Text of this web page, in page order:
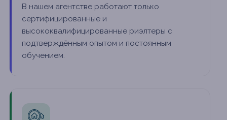
В нашем агентстве работают только
сертифицированные и
высококвалифицированные риэлтеры с
подтверждённым опытом и постоянным
обучением.